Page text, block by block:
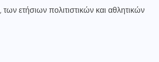
ετήσιων πολιτιστικών και αθλητικών